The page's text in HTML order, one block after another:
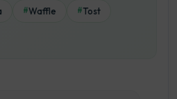
#Waffle #Tost